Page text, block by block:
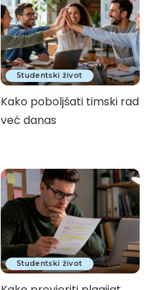
Studentski život
Kako poboljšati timski rad
već danas
Studentski život